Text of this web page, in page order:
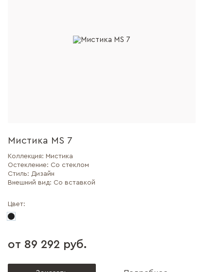
Мистика MS 7
Коллекция: Мистика
Остекление: Со стеклом
Стиль: Дизайн
Внешний вид: Со вставкой
Цвет:
от 89 292 руб.